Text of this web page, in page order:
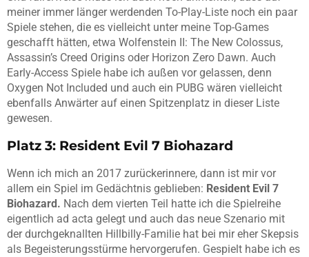
meiner immer länger werdenden To-Play-Liste noch ein paar
Spiele stehen, die es vielleicht unter meine Top-Games
geschafft hätten, etwa Wolfenstein II: The New Colossus,
Assassin’s Creed Origins oder Horizon Zero Dawn. Auch
Early-Access Spiele habe ich außen vor gelassen, denn
Oxygen Not Included und auch ein PUBG wären vielleicht
ebenfalls Anwärter auf einen Spitzenplatz in dieser Liste
gewesen.
Platz 3: Resident Evil 7 Biohazard
Wenn ich mich an 2017 zurückerinnere, dann ist mir vor
allem ein Spiel im Gedächtnis geblieben: Resident Evil 7
Biohazard. Nach dem vierten Teil hatte ich die Spielreihe
eigentlich ad acta gelegt und auch das neue Szenario mit
der durchgeknallten Hillbilly-Familie hat bei mir eher Skepsis
als Begeisterungsstürme hervorgerufen. Gespielt habe ich es